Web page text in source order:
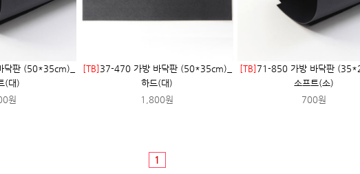
판 (50*35cm)_
(대)
원
[TB] 37-470 가방 바닥판 (50*35cm)_
하드(대)
1,800원
[TB] 71-850 가방 바닥판
소프트(소)
700원
1